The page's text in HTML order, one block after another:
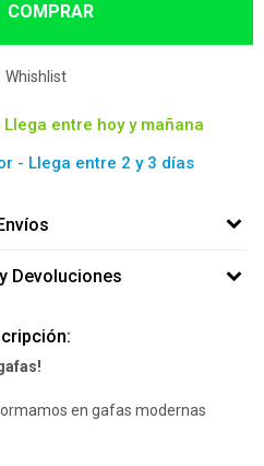
COMPRAR
entre hoy y mañana
- Llega entre 2 y 3 días
Devoluciones
en gafas modernas